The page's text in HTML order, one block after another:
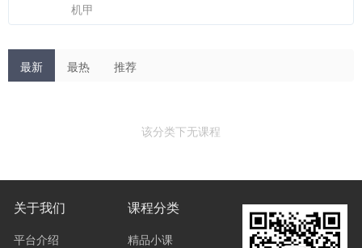
机甲
最新 最热 推荐
该分类下无课程
关于我们
平台介绍
课程分类
精品小课